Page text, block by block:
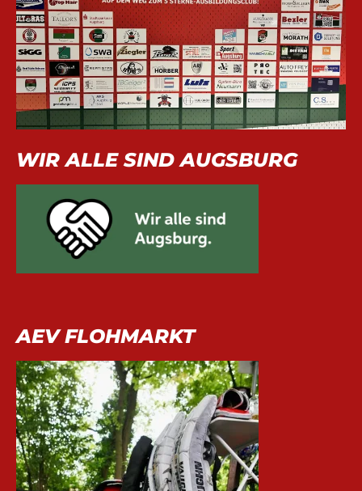
WIR ALLE SIND AUGSBURG
AEV FLOHMARKT